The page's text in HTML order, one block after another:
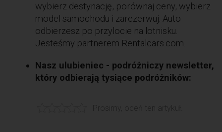
wybierz destynację, porównaj ceny, wybierz
model samochodu i zarezerwuj. Auto
odbierzesz po przylocie na lotnisku.
Jesteśmy partnerem Rentalcars.com.
Nasz ulubieniec - podróżniczy newsletter,
który odbierają tysiące podróżników: